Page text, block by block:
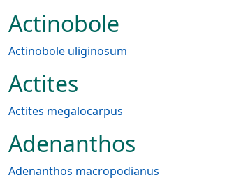
Actinobole
Actinobole uliginosum
Actites
Actites megalocarpus
Adenanthos
Adenanthos macropodianus